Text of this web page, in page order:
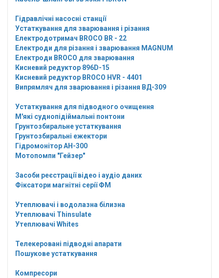
Гідравлічні насосні станції
Устаткування для зварювання і різання
Електродотримач BROCO BR - 22
Електроди для різання і зварювання MAGNUM
Електроди BROCO для зварювання
Кисневий редуктор 896D-15
Кисневий редуктор BROCO HVR - 4401
Випрямляч для зварювання і різання ВД-309
Устаткування для підводного очищення
М'які суднопідіймальні понтони
Грунтозбиральне устаткування
Грунтозбиральні ежектори
Гідромонітор АН-300
Мотопомпи "Гейзер"
Засоби реєстрації відео і аудіо даних
Фіксатори магнітні серії ФМ
Утеплювачі і водолазна білизна
Утеплювачі Thinsulate
Утеплювачі Whites
Телекеровані підводні апарати
Пошукове устаткування
Компресори